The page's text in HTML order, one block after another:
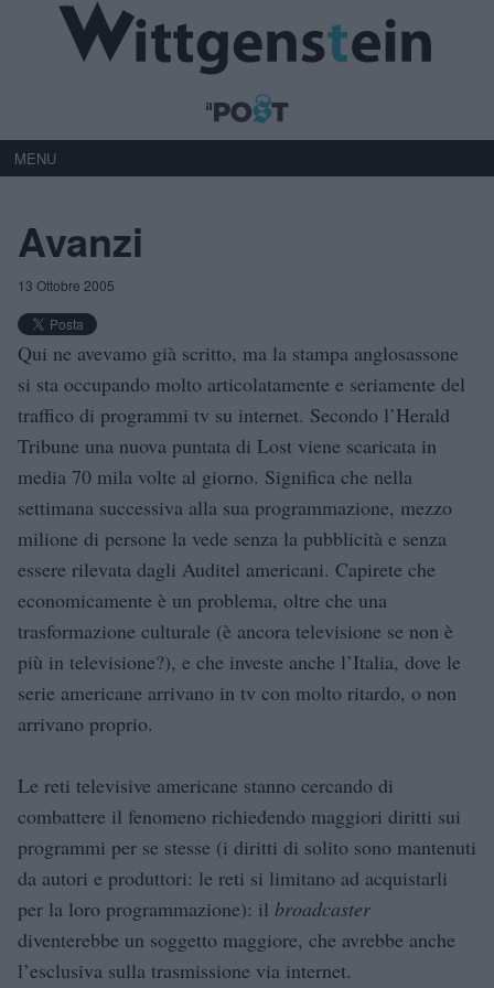
MENU
Avanzi
13 Ottobre 2005
Qui ne avevamo già scritto, ma la stampa anglosassone
si sta occupando molto articolatamente e seriamente del
traffico di programmi tv su internet. Secondo l’Herald
Tribune una nuova puntata di Lost viene scaricata in
media 70 mila volte al giorno. Significa che nella
settimana successiva alla sua programmazione, mezzo
milione di persone la vede senza la pubblicità e senza
essere rilevata dagli Auditel americani. Capirete che
economicamente è un problema, oltre che una
trasformazione culturale (è ancora televisione se non è
più in televisione?), e che investe anche l’Italia, dove le
serie americane arrivano in tv con molto ritardo, o non
arrivano proprio.
Le reti televisive americane stanno cercando di
combattere il fenomeno richiedendo maggiori diritti sui
programmi per se stesse (i diritti di solito sono mantenuti
da autori e produttori: le reti si limitano ad acquistarli
per la loro programmazione): il broadcaster
diventerebbe un soggetto maggiore, che avrebbe anche
l’esclusiva sulla trasmissione via internet.